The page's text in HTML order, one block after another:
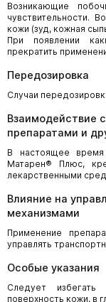
Возникающие
чувствительности.
кожи (зуд, кожная
При появлении
прекратить
Передозировка
Случаи
Взаимодействие
препаратами и
В настоящее время
Матарен® Плюс,
лекарственными
Влияние на
механизмами
Применение
управлять
Особые указания
Следует
поверхность кожи, в